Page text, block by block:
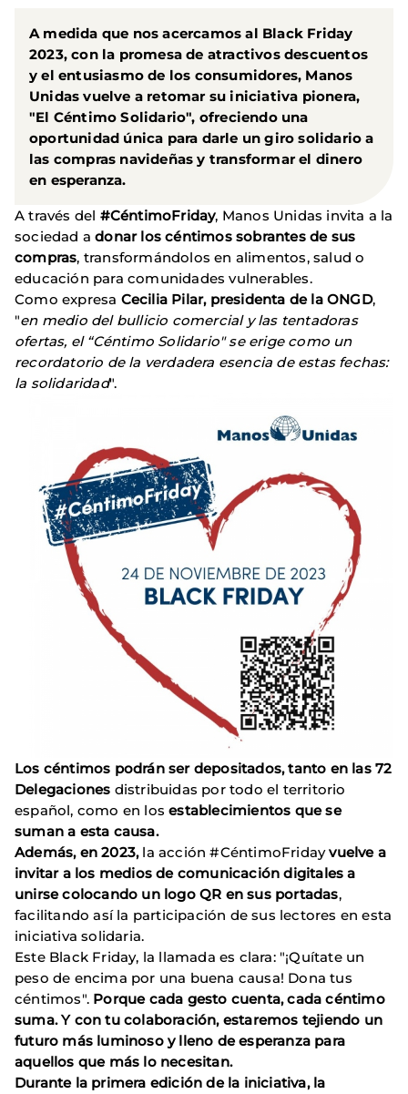
A medida que nos acercamos al Black Friday
2023, con la promesa de atractivos descuentos
y el entusiasmo de los consumidores, Manos
Unidas vuelve a retomar su iniciativa pionera,
"El Céntimo Solidario", ofreciendo una
oportunidad única para darle un giro solidario a
las compras navideñas y transformar el dinero
en esperanza.
A través del #CéntimoFriday, Manos Unidas invita a la
sociedad adonar los céntimos sobrantes de sus
compras, transformándolos en alimentos, salud o
educación para comunidades vulnerables.
Como expresa Cecilia Pilar, presidenta de la ONGD,
"en medio del bullicio comercial y las tentadoras
ofertas, el “Céntimo Solidario" se erige como un
recordatorio de la verdadera esencia de estas fechas:
la solidaridad".
Los céntimos podrán ser depositados, tanto en las 72
Delegaciones distribuidas por todo el territorio
español, como en losestablecimientos que se
suman a esta causa.
Además, en 2023,la acción #CéntimoFridayvuelve a
invitar a los medios de comunicación digitales a
unirse colocando un logo QR en sus portadas,
facilitando así la participación de sus lectores en esta
iniciativa solidaria.
Este Black Friday, la llamada es clara: "¡Quítate un
peso de encima por una buena causa! Dona tus
céntimos". Porque cada gesto cuenta, cada céntimo
suma. Y con tu colaboración, estaremos tejiendo un
futuro más luminoso y lleno de esperanza para
aquellos que más lo necesitan.
Durante la primera edición de la iniciativa, la